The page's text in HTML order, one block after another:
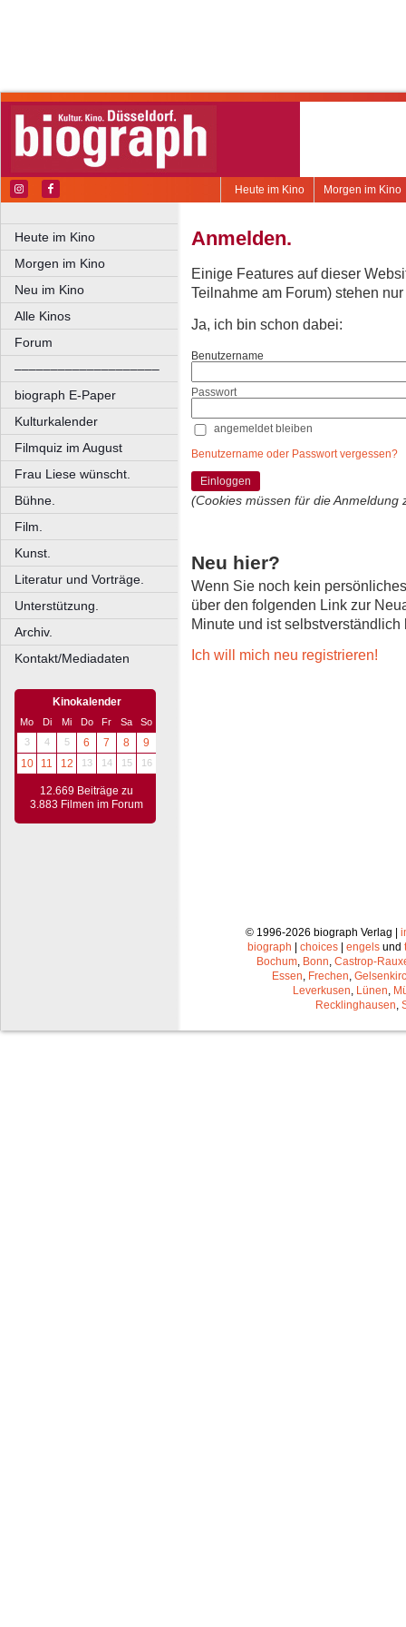
Morgen im Kino
Heute im Kino
Heute im Kino
Morgen im Kino
Neu im Kino
Alle Kinos
Forum
––––––––––––––––––––
biograph E-Paper
Kulturkalender
Filmquiz im August
Frau Liese wünscht.
Bühne.
Film.
Kunst.
Literatur und Vorträge.
Unterstützung.
Archiv.
Kontakt/Mediadaten
Kinokalender
Mo Di Mi Do Fr Sa
So
3
4 5 6 7 8
9
10
11 12 13 14 15 16
12.669 Beiträge zu
3.883 Filmen im Forum
Anmelden.
Einige Features auf dieser
Teilnahme am Forum) stehen
Ja, ich bin schon dabei:
Benutzername
Passwort
angemeldet bleiben
Benutzername oder Passwort vergessen?
Einloggen
(Cookies müssen für die Anmeldung
Neu hier?
Wenn Sie noch kein
über den folgenden Link zur
Minute und ist selbstverständlich
Ich will mich neu registrieren!
© 1996-2026 biograph Verlag |
biograph
choices engels und
Bochum, Bonn, Castrop-
Essen, Frechen,
Leverkusen, Lünen,
Recklinghausen,